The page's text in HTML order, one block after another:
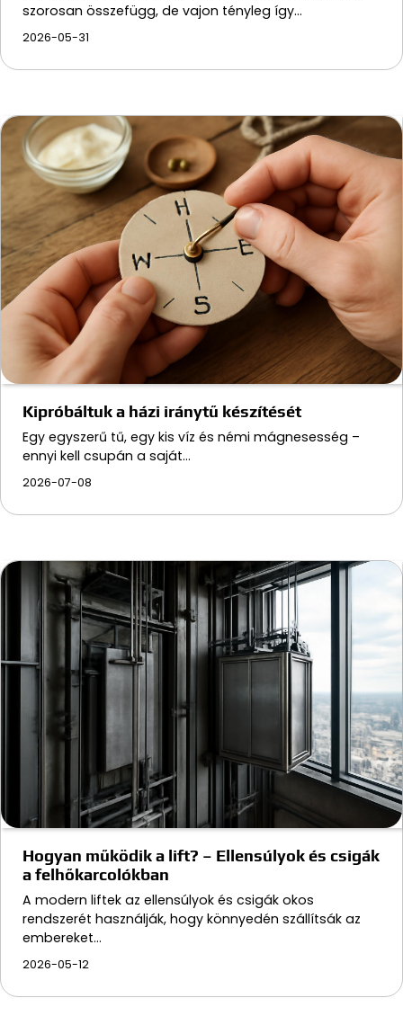
szorosan összefügg, de vajon tényleg így…
2026-05-31
Kipróbáltuk a házi iránytű készítését
Egy egyszerű tű, egy kis víz és némi mágnesesség –
ennyi kell csupán a saját…
2026-07-08
Hogyan működik a lift? – Ellensúlyok és csigák
a felhőkarcolókban
A modern liftek az ellensúlyok és csigák okos
rendszerét használják, hogy könnyedén szállítsák az
embereket…
2026-05-12